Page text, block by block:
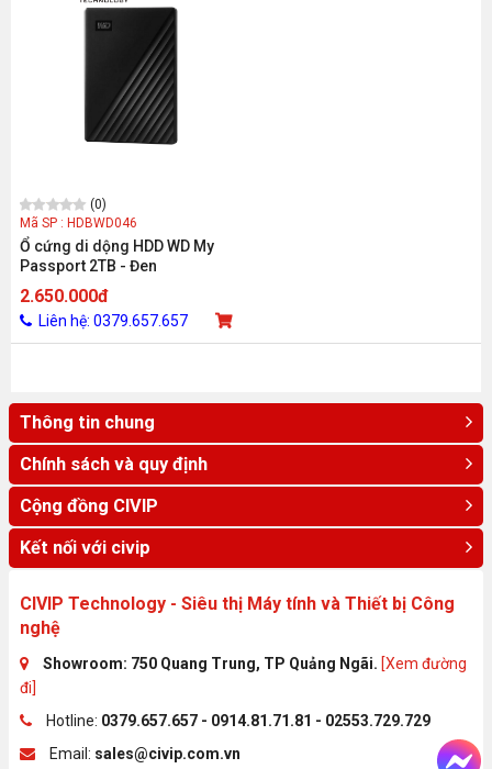
(0)
Mã SP : HDBWD046
Ổ cứng di dộng HDD WD My
Passport 2TB - Đen
2.650.000đ
Liên hệ: 0379.657.657
Thông tin chung
Chính sách và quy định
Cộng đồng CIVIP
Kết nối với civip
CIVIP Technology - Siêu thị Máy tính và Thiết bị Công
nghệ
Showroom: 750 Quang Trung, TP Quảng Ngãi. [Xem đường
đi]
Hotline: 0379.657.657 - 0914.81.71.81 - 02553.729.729
Email: sales@civip.com.vn